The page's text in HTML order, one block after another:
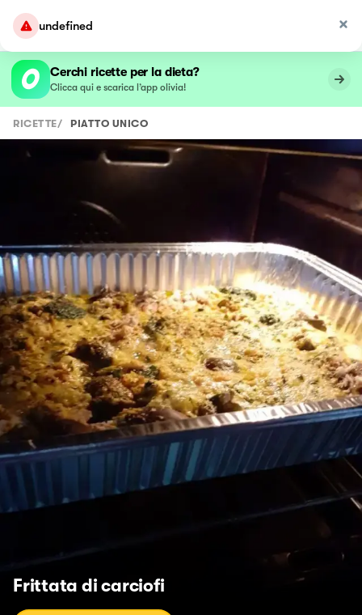
undefined
Cerchi ricette per la dieta?
Clicca qui e scarica l’app olivia!
RICETTE/ PIATTO UNICO
Frittata di carciofi